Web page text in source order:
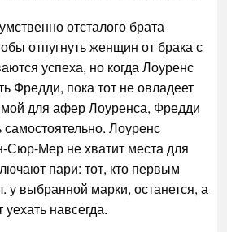
отсталого брата
отпугнуть женщин от брака с
успеха, но когда Лоуренс
Фредди, пока тот не овладеет
для афер Лоуренса, Фредди
Лоуренс
Сюр-Мер не хватит места для
пари: тот, кто первым
у выбранной марки, останется, а
навсегда.